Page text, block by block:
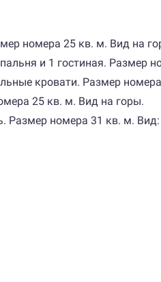
номера 25 кв. м. Вид на
и 1 гостиная. Размер
кровати. Размер
25 кв. м. Вид на горы.
номера 31 кв. м. Вид: